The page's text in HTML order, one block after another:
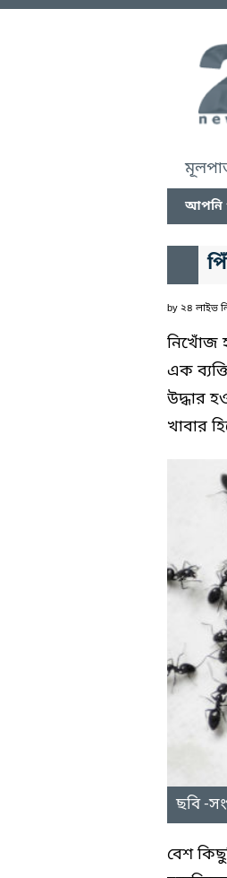
আপনি
by ২৪ লাইভ
নিখোঁজ
এক
উদ্ধার
খাবার
ছবি -
বেশ